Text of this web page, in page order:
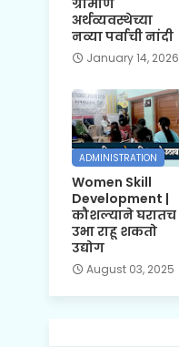
अर्थव्यवस्थेच्या
नव्या पर्वाची नांदी
January 14, 2026
ADMINISTRATION
Women Skill
Development |
कौशल्याने घरातच
उभा राहू शकतो
उद्योग
August 03, 2025